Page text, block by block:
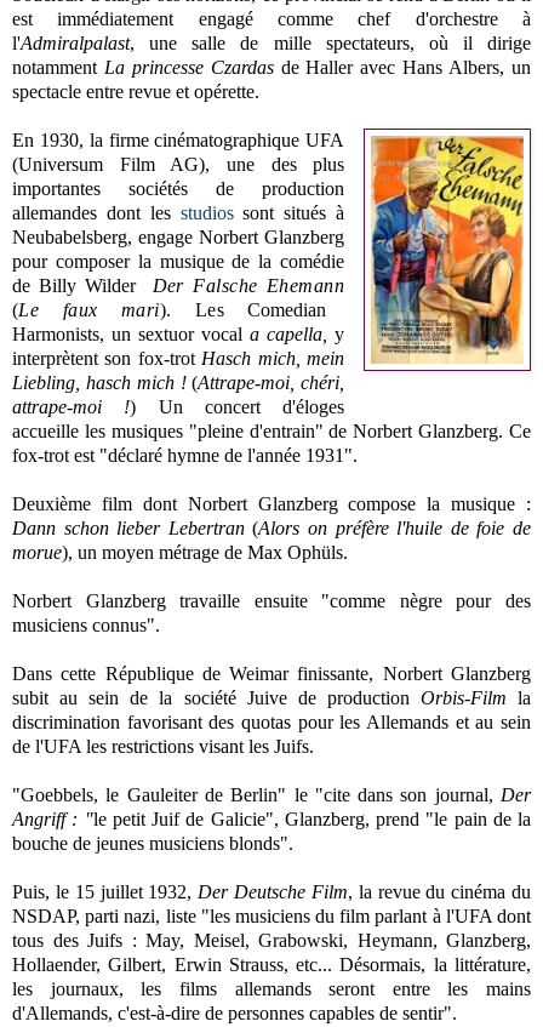
est immédiatement engagé comme chef d'orchestre à
l'Admiralpalast, une salle de mille spectateurs, où il dirige
notamment La princesse Czardasde Haller avec Hans Albers, un
spectacle entre revue et opérette.
En 1930, la firme cinématographique UFA
(Universum Film AG), une des plus
importantes sociétés de production
allemandes dont les studiossont situés à
Neubabelsberg, engage Norbert Glanzberg
pour composer la musique de la comédie
de Billy Wilder
Der Falsche Ehemann
(Le faux mari). LesComedian
Harmonists, un sextuor vocala capella, y
interprètent son fox-trot Hasch mich, mein
Liebling, hasch mich !(Attrape-moi, chéri,
attrape-moi !) Un concert d'éloges
accueille les musiques "pleine d'entrain" de Norbert Glanzberg. Ce
fox-trot est "déclaré hymne de l'année 1931".
Deuxième film dont Norbert Glanzberg compose la musique :
Dann schon lieber Lebertran(Alors on préfère l'huile de foie de
morue), un moyen métrage de Max Ophüls.
Norbert Glanzberg travaille ensuite "comme nègre pour des
musiciens connus".
Dans cette République de Weimar finissante, Norbert Glanzberg
subit au sein de la société Juive de production Orbis-Film la
discrimination favorisant des quotas pour les Allemands et au sein
de l'UFA les restrictions visant les Juifs.
"Goebbels, le Gauleiter de Berlin" le "cite dans son journal, Der
Angriff : "le petit Juif de Galicie", Glanzberg, prend "le pain de la
bouche de jeunes musiciens blonds".
Puis, le 15 juillet 1932, Der Deutsche Film, la revue du cinéma du
NSDAP, parti nazi, liste "les musiciens du film parlant à l'UFA dont
tous des Juifs : May, Meisel, Grabowski, Heymann, Glanzberg,
Hollaender, Gilbert, Erwin Strauss, etc... Désormais, la littérature,
les journaux, les films allemands seront entre les mains
d'Allemands, c'est-à-dire de personnes capables de sentir".